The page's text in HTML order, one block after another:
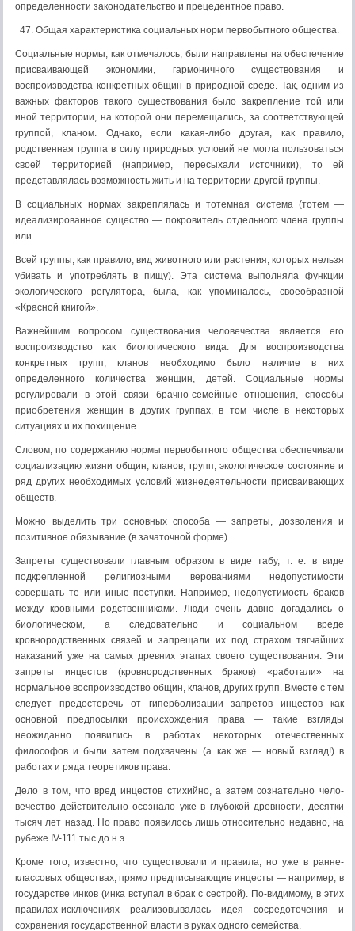
определенности законодательство и прецедентное право.
47. Общая характеристика социальных норм первобытного общества.
Социальные нормы, как отмечалось, были направле­ны на обеспечение
присваивающей экономики, гармоничного существова­ния и
воспроизводства конкретных общин в природной среде. Так, одним из
важных факторов такого существования было закрепление той или
иной территории, на которой они перемещались, за соответствующей
группой, кланом. Однако, если какая-либо другая, как правило,
родствен­ная группа в силу природных условий не могла пользоваться
своей терри­торией (например, пересыхали источники), то ей
представлялась возмож­ность жить и на территории другой группы.
В социальных нормах закреплялась и тотемная система (тотем —
идеализированное существо — покровитель отдельного члена группы
или
Всей группы, как правило, вид животного или растения, которых нельзя
убивать и употреблять в пищу). Эта система выполняла функции
экологи­ческого регулятора, была, как упоминалось, своеобразной
«Красной книгой».
Важнейшим вопросом существования человечества является его
воспроизводство как биологического вида. Для воспроизводства
конкрет­ных групп, кланов необходимо было наличие в них
определенного коли­чества женщин, детей. Социальные нормы
регулировали в этой связи брачно-семейные отношения, способы
приобретения женщин в других группах, в том числе в некоторых
ситуациях и их похищение.
Словом, по содержанию нормы первобытного общества обеспечивали
социализацию жизни общин, кланов, групп, экологическое состояние и
ряд других необходимых условий жизнедеятельности присваивающих
обществ.
Можно выделить три основных способа — запреты, дозволения и
позитивное обязывание (в зачаточной форме).
Запреты существовали главным образом в виде табу, т. е. в виде
подкрепленной религиозными верованиями недопустимости
совершать те или иные поступки. Например, недопустимость браков
между кровными родственниками. Люди очень давно догадались о
биологическом, а следо­вательно и социальном вреде
кровнородственных связей и запрещали их под страхом тягчайших
наказаний уже на самых древних этапах своего существования. Эти
запреты инцестов (кровнородственных браков) «работали» на
нормальное воспроизводство общин, кланов, других групп. Вместе с тем
следует предостеречь от гиперболизации запретов инцестов как
основной предпосылки происхождения права — такие взгляды
неожиданно появились в работах некоторых отечественных
философов и были затем подхвачены (а как же — новый взгляд!) в
работах и ряда теоретиков права.
Дело в том, что вред инцестов стихийно, а затем сознательно чело­
вечество действительно осознало уже в глубокой древности, десятки
тысяч лет назад. Но право появилось лишь относительно недавно, на
рубеже IV-111 тыс.до н.э.
Кроме того, известно, что существовали и правила, но уже в ранне­
классовых обществах, прямо предписывающие инцесты — например, в
государстве инков (инка вступал в брак с сестрой). По-видимому, в этих
правилах-исключениях реализовывалась идея сосредоточения и
сохране­ния государственной власти в руках одного семейства.